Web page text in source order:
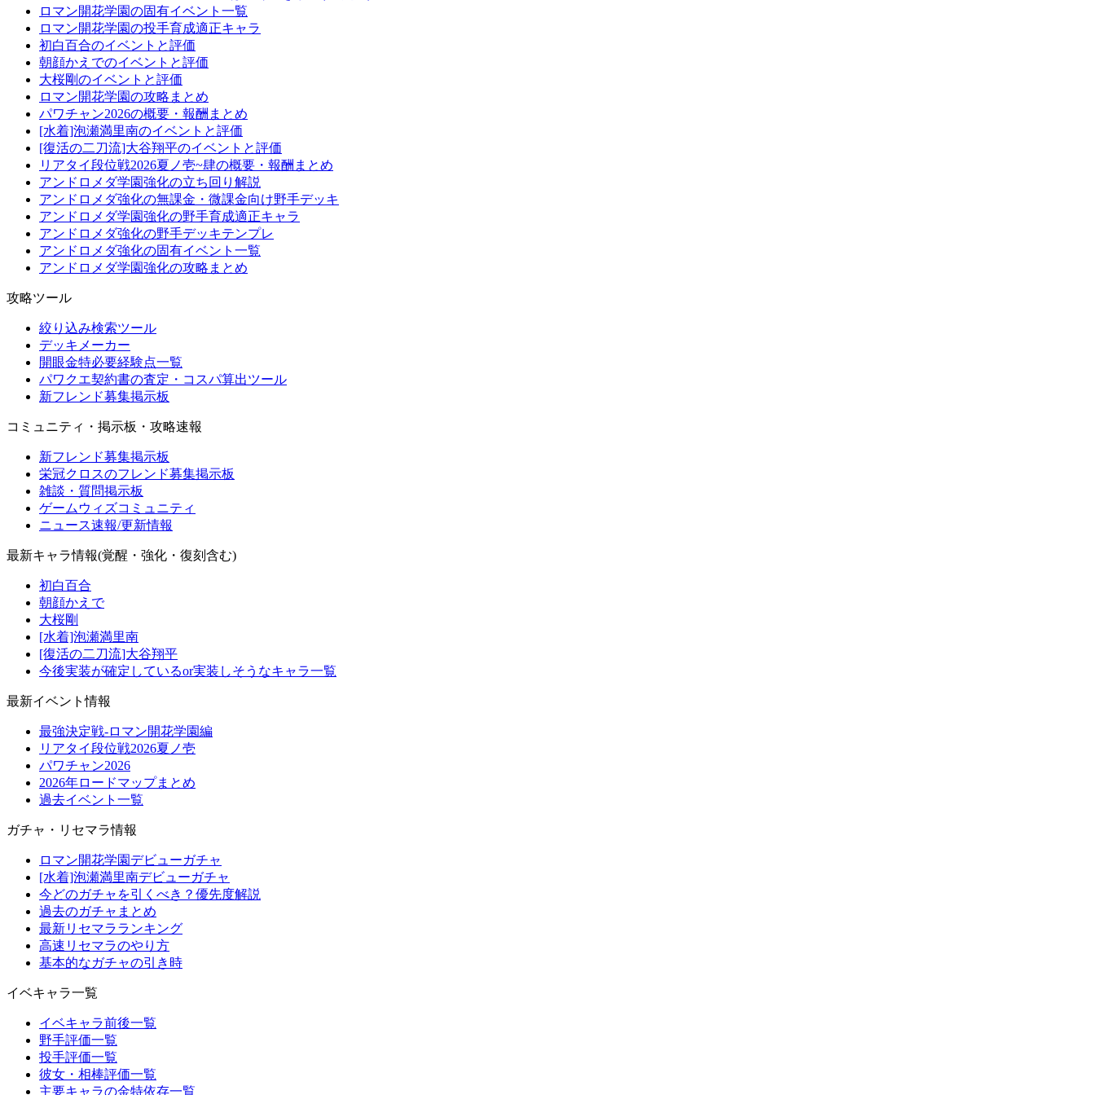
ロマン開花学園の固有イベント一覧
ロマン開花学園の投手育成適正キャラ
初白百合のイベントと評価
朝顔かえでのイベントと評価
大桜剛のイベントと評価
ロマン開花学園の攻略まとめ
パワチャン2026の概要・報酬まとめ
[水着]泡瀬満里南のイベントと評価
[復活の二刀流]大谷翔平のイベントと評価
リアタイ段位戦2026夏ノ壱~肆の概要・報酬まとめ
アンドロメダ学園強化の立ち回り解説
アンドロメダ強化の無課金・微課金向け野手デッキ
アンドロメダ学園強化の野手育成適正キャラ
アンドロメダ強化の野手デッキテンプレ
アンドロメダ強化の固有イベント一覧
アンドロメダ学園強化の攻略まとめ
攻略ツール
絞り込み検索ツール
デッキメーカー
開眼金特必要経験点一覧
パワクエ契約書の査定・コスパ算出ツール
新フレンド募集掲示板
コミュニティ・掲示板・攻略速報
新フレンド募集掲示板
栄冠クロスのフレンド募集掲示板
雑談・質問掲示板
ゲームウィズコミュニティ
ニュース速報/更新情報
最新キャラ情報(覚醒・強化・復刻含む)
初白百合
朝顔かえで
大桜剛
[水着]泡瀬満里南
[復活の二刀流]大谷翔平
今後実装が確定しているor実装しそうなキャラ一覧
最新イベント情報
最強決定戦-ロマン開花学園編
リアタイ段位戦2026夏ノ壱
パワチャン2026
2026年ロードマップまとめ
過去イベント一覧
ガチャ・リセマラ情報
ロマン開花学園デビューガチャ
[水着]泡瀬満里南デビューガチャ
今どのガチャを引くべき？優先度解説
過去のガチャまとめ
最新リセマラランキング
高速リセマラのやり方
基本的なガチャの引き時
イベキャラ一覧
イベキャラ前後一覧
野手評価一覧
投手評価一覧
彼女・相棒評価一覧
主要キャラの金特依存一覧